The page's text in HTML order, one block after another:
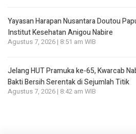
Yayasan Harapan Nusantara Doutou
Institut Kesehatan Anigou Nabire
Agustus 7, 2026 | 8:51 am WIB
Jelang HUT Pramuka ke-65, Kwarcab
Bakti Bersih Serentak di Sejumlah Titik
Agustus 7, 2026 | 8:42 am WIB